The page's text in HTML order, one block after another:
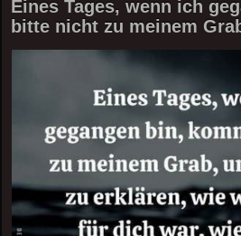
Eines Tages, wenn ich
bitte nicht zu meinem